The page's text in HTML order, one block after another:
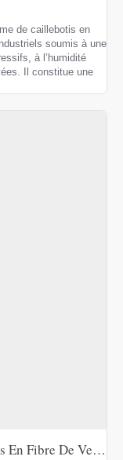
de caillebotis en
soumis à une
à l’humidité
Il constitue une
Caillebotis Moulé À Mailles Ouvertes En Fibre De Verre